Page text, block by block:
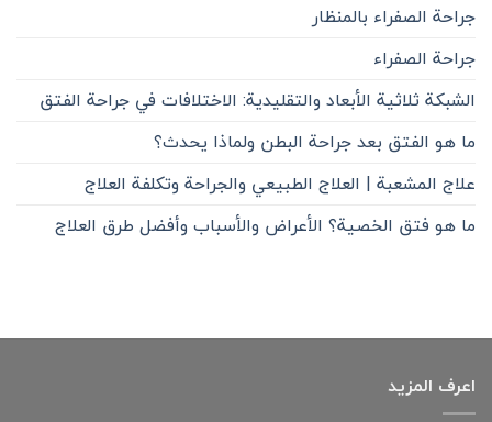
جراحة الصفراء بالمنظار
جراحة الصفراء
الشبكة ثلاثية الأبعاد والتقليدية: الاختلافات في جراحة الفتق
ما هو الفتق بعد جراحة البطن ولماذا يحدث؟
علاج المشعبة | العلاج الطبيعي والجراحة وتكلفة العلاج
ما هو فتق الخصية؟ الأعراض والأسباب وأفضل طرق العلاج
اعرف المزيد